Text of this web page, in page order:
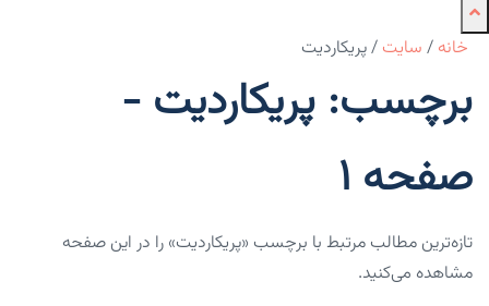
خانه / سایت /پریکاردیت
برچسب: پریکاردیت -
صفحه 1
تازه‌ترین مطالب مرتبط با برچسب «پریکاردیت» را در این صفحه
مشاهده می‌کنید.